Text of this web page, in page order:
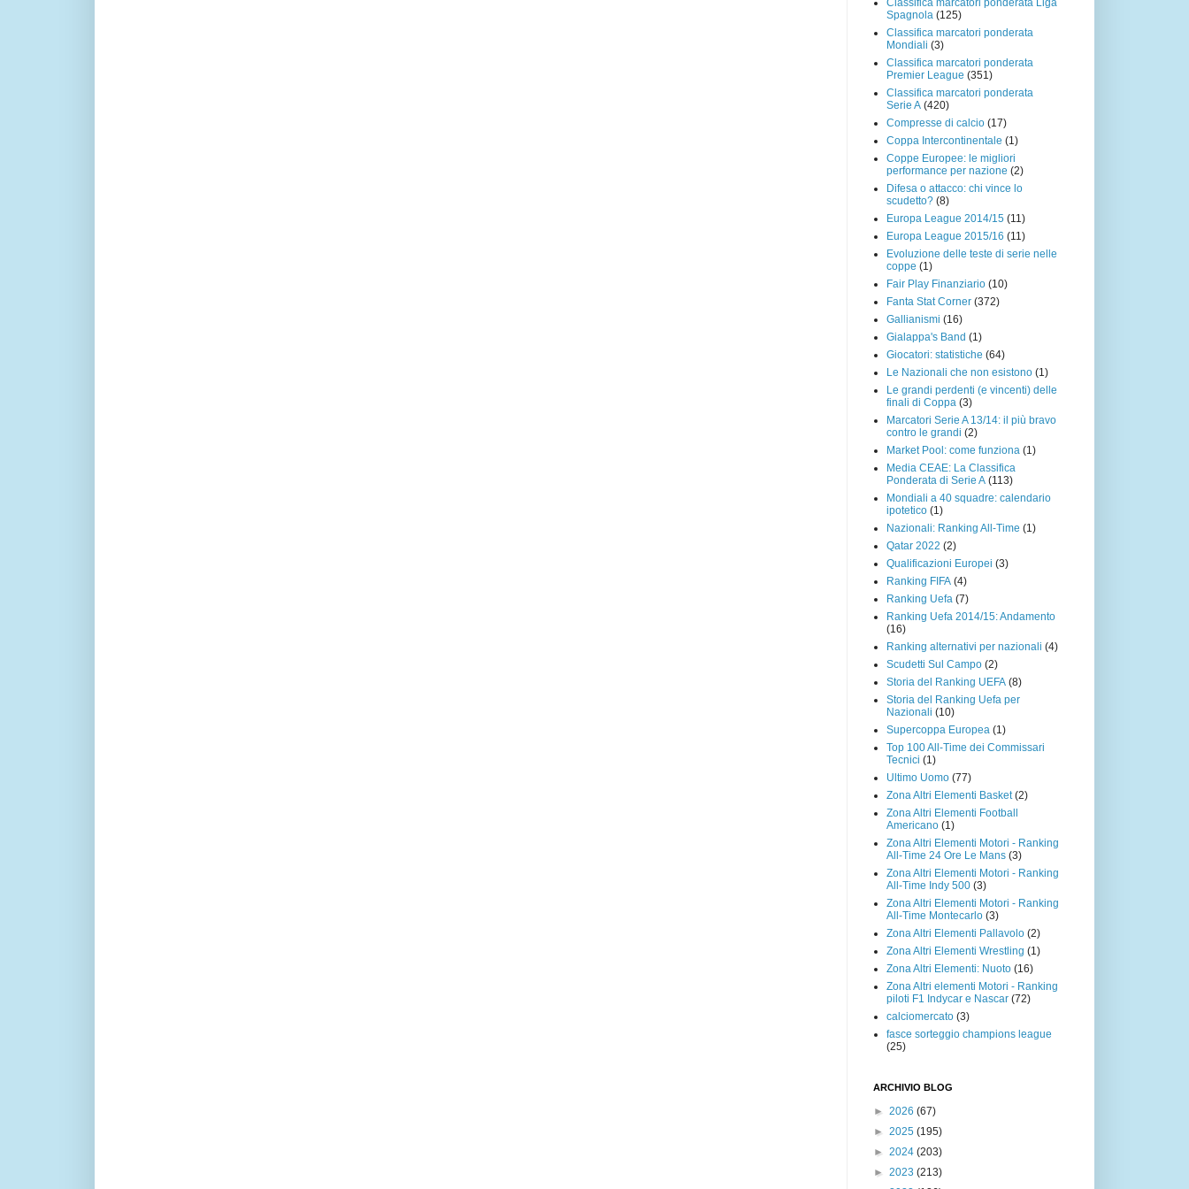
Spagnola (125)
Classifica marcatori ponderata
Mondiali (3)
Classifica marcatori ponderata
Premier League (351)
Classifica marcatori ponderata
Serie A (420)
Compresse di calcio (17)
Coppa Intercontinentale (1)
Coppe Europee: le migliori
performance per nazione (2)
Difesa o attacco: chi vince lo
scudetto? (8)
Europa League 2014/15 (11)
Europa League 2015/16 (11)
Evoluzione delle teste di serie nelle
coppe (1)
Fair Play Finanziario (10)
Fanta Stat Corner (372)
Gallianismi (16)
Gialappa's Band (1)
Giocatori: statistiche (64)
Le Nazionali che non esistono (1)
Le grandi perdenti (e vincenti) delle
finali di Coppa (3)
Marcatori Serie A 13/14: il più bravo
contro le grandi (2)
Market Pool: come funziona (1)
Media CEAE: La Classifica
Ponderata di Serie A (113)
Mondiali a 40 squadre: calendario
ipotetico (1)
Nazionali: Ranking All-Time (1)
Qatar 2022 (2)
Qualificazioni Europei (3)
Ranking FIFA (4)
Ranking Uefa (7)
Ranking Uefa 2014/15: Andamento
(16)
Ranking alternativi per nazionali (4)
Scudetti Sul Campo (2)
Storia del Ranking UEFA (8)
Storia del Ranking Uefa per
Nazionali (10)
Supercoppa Europea (1)
Top 100 All-Time dei Commissari
Tecnici (1)
Ultimo Uomo (77)
Zona Altri Elementi Basket (2)
Zona Altri Elementi Football
Americano (1)
Zona Altri Elementi Motori - Ranking
All-Time 24 Ore Le Mans (3)
Zona Altri Elementi Motori - Ranking
All-Time Indy 500 (3)
Zona Altri Elementi Motori - Ranking
All-Time Montecarlo (3)
Zona Altri Elementi Pallavolo (2)
Zona Altri Elementi Wrestling (1)
Zona Altri Elementi: Nuoto (16)
Zona Altri elementi Motori - Ranking
piloti F1 Indycar e Nascar (72)
calciomercato (3)
fasce sorteggio champions league
(25)
ARCHIVIO BLOG
► 2026 (67)
► 2025 (195)
► 2024 (203)
► 2023 (213)